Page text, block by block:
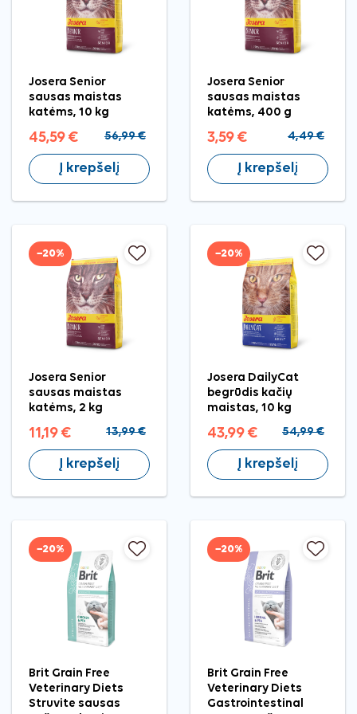
Josera Senior
sausas maistas
katėms, 10 kg
45,59 € 56,99 €
Į krepšelį
Josera Senior
sausas maistas
katėms, 400 g
3,59 € 4,49 €
Į krepšelį
−20%
Josera Senior
sausas maistas
katėms, 2 kg
11,19 € 13,99 €
Į krepšelį
−20%
Josera DailyCat
begrūdis kačių
maistas, 10 kg
43,99 € 54,99 €
Į krepšelį
−20%
Brit Grain Free
Veterinary Diets
Struvite sausas
−20%
Brit Grain Free
Veterinary Diets
Gastrointestinal